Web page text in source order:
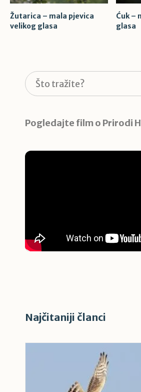
Žutarica – mala pjevica
velikog glasa
Ćuk –
glasa
Pretraga
Pogledajte film o Prirodi
Najčitaniji članci